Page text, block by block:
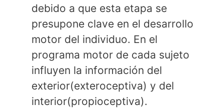
debido a que esta etapa se
presupone clave en el desarrollo
motor del individuo. En el
programa motor de cada sujeto
influyen la información del
exterior(exteroceptiva) y del
interior(propioceptiva).